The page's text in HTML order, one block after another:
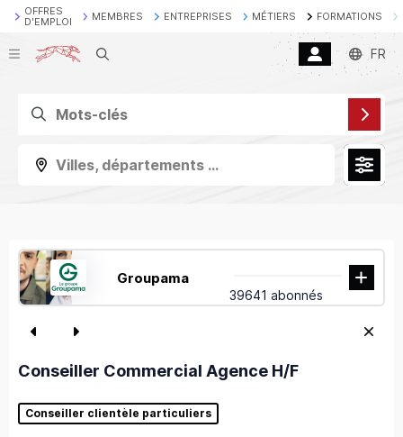
OFFRES
D'EMPLOI
MEMBRES ENTREPRISES MÉTIERS FORMATIONS
Recherche FR
Villes, départements ...
Groupama
39641 abonnés
Conseiller Commercial Agence H/F
Conseiller clientèle particuliers